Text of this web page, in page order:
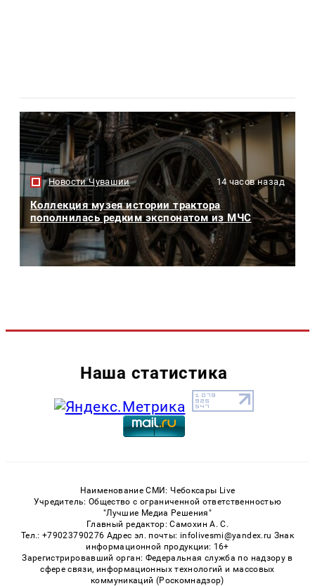
Новости Чувашии 14 часов назад
Коллекция музея истории трактора
пополнилась редким экспонатом из МЧС
Наша статистика
Наименование СМИ: Чебоксары Live
Учредитель: Общество с ограниченной ответственностью
"Лучшие Медиа Решения"
Главный редактор: Самохин А. С.
Тел.: +79023790276 Адрес эл. почты: infolivesmi@yandex.ru Знак
информационной продукции: 16+
Зарегистрировавший орган: Федеральная служба по надзору в
сфере связи, информационных технологий и массовых
коммуникаций (Роскомнадзор)